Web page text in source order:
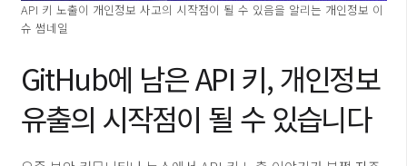
API 키 노출이 개인정보 사고의 시작점이 될 수 있음을 알리는 개인정보 이
슈 썸네일
GitHub에 남은 API 키, 개인정보
유출의 시작점이 될 수 있습니다